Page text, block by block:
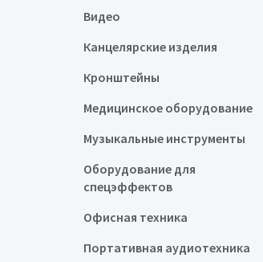
Видео
Канцелярские изделия
Кронштейны
Медицинское оборудование
Музыкальные инструменты
Оборудование для
спецэффектов
Офисная техника
Портативная аудиотехника